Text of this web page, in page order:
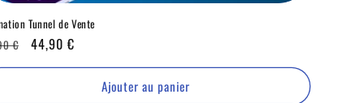
Tunnel de Vente
€
Promo
⏳
44,90 €
Ajouter au panier